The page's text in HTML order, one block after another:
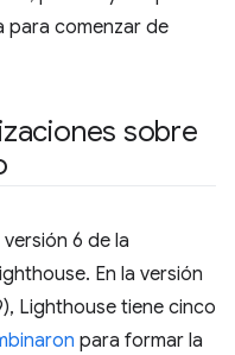
para comenzar de
sobre
6 de la
En la versión
Lighthouse tiene cinco
para formar la